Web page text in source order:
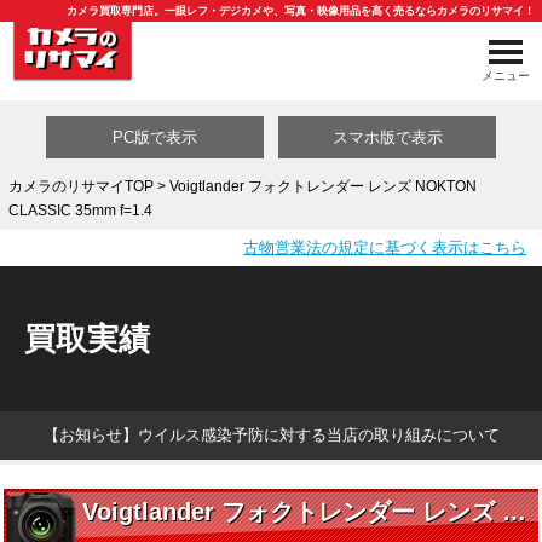
カメラ買取専門店。一眼レフ・デジカメや、写真・映像用品を高く売るならカメラのリサマイ！
メニュー
PC版で表示 スマホ版で表示
カメラのリサマイTOP> Voigtlander フォクトレンダー レンズ NOKTON
CLASSIC 35mm f=1.4
古物営業法の規定に基づく表示はこちら
買取実績
【お知らせ】ウイルス感染予防に対する当店の取り組みについて
Voigtlander フォクトレンダー レンズ NOKTON CLASSIC 35mm f=1.4